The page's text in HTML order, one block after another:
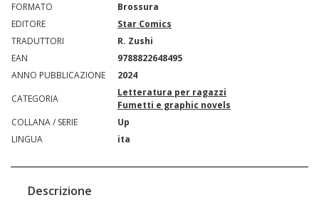
FORMATO
Brossura
EDITORE
Star Comics
TRADUTTORI
R. Zushi
EAN
9788822648495
ANNO PUBBLICAZIONE
2024
CATEGORIA
Letteratura per ragazzi
Fumetti e graphic novels
COLLANA / SERIE
Up
LINGUA
ita
Descrizione